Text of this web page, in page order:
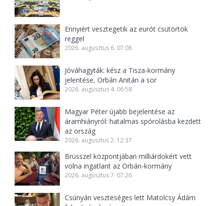
Ennyiért vesztegetik az eurót csütörtök
reggel
2026. augusztus 6. 07:08
Jóváhagyták: kész a Tisza-kormány
jelentése, Orbán Anitán a sor
2026. augusztus 4. 06:58
Magyar Péter újabb bejelentése az
áramhiányról: hatalmas spórolásba kezdett
az ország
2026. augusztus 2. 12:37
Brüsszel központjában milliárdokért vett
volna ingatlant az Orbán-kormány
2026. augusztus 7. 07:26
Csúnyán veszteséges lett Matolcsy Ádám